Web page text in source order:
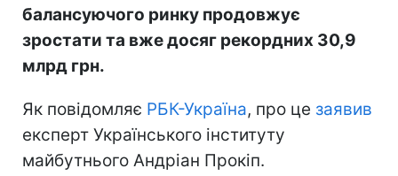
балансуючого ринку продовжує
зростати та вже досяг рекордних 30,9
млрд грн.
Як повідомляє РБК-Україна, про це заявив
експерт Українського інституту
майбутнього Андріан Прокіп.